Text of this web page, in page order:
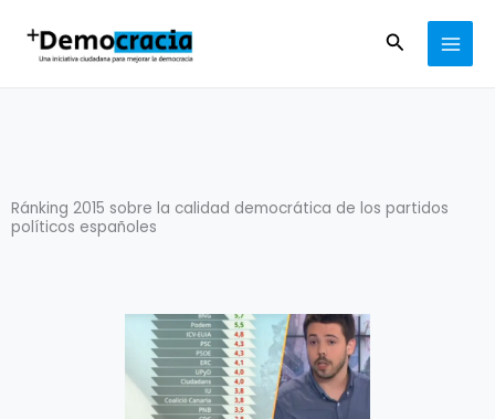
contenido
Buscar
Ránking 2015 sobre la calidad democrática de los partidos
políticos españoles